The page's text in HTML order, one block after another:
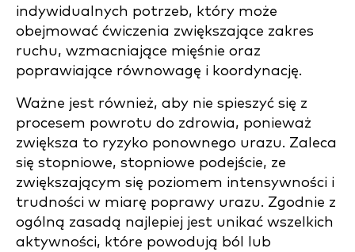
indywidualnych potrzeb, który może
obejmować ćwiczenia zwiększające zakres
ruchu, wzmacniające mięśnie oraz
poprawiające równowagę i koordynację.
Ważne jest również, aby nie spieszyć się z
procesem powrotu do zdrowia, ponieważ
zwiększa to ryzyko ponownego urazu. Zaleca
się stopniowe, stopniowe podejście, ze
zwiększającym się poziomem intensywności i
trudności w miarę poprawy urazu. Zgodnie z
ogólną zasadą najlepiej jest unikać wszelkich
aktywności, które powodują ból lub